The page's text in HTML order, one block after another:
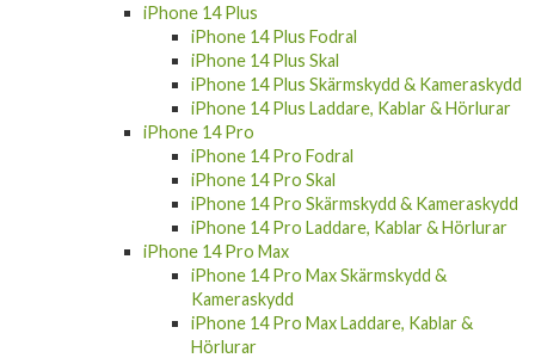
iPhone 14 Plus
iPhone 14 Plus Fodral
iPhone 14 Plus Skal
iPhone 14 Plus Skärmskydd & Kameraskydd
iPhone 14 Plus Laddare, Kablar & Hörlurar
iPhone 14 Pro
iPhone 14 Pro Fodral
iPhone 14 Pro Skal
iPhone 14 Pro Skärmskydd & Kameraskydd
iPhone 14 Pro Laddare, Kablar & Hörlurar
iPhone 14 Pro Max
iPhone 14 Pro Max Skärmskydd &
Kameraskydd
iPhone 14 Pro Max Laddare, Kablar &
Hörlurar